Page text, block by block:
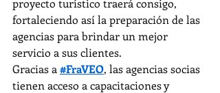
proyecto turístico traerá consigo,
fortaleciendo así la preparación de las
agencias para brindar un mejor
servicio a sus clientes.
Gracias a #FraVEO, las agencias socias
tienen acceso a capacitaciones y